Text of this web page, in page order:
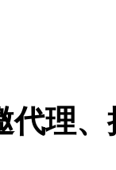
代理、